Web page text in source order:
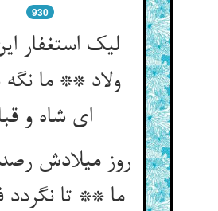
930
لیک استغفار
ولاد ** ما نگه
ای شاه و
روز میلادش
ما ** تا نگردد